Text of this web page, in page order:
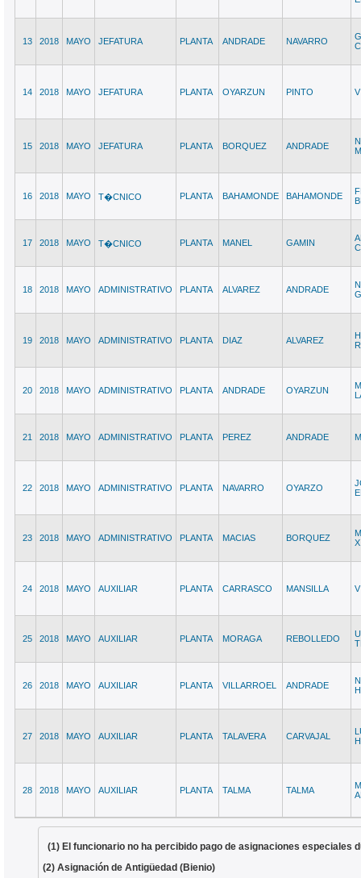
13 2018 MAYO JEFATURA PLANTA ANDRADE NAVARRO
14 2018 MAYO JEFATURA PLANTA OYARZUN PINTO
15 2018 MAYO JEFATURA PLANTA BORQUEZ ANDRADE
16 2018 MAYO T�CNICO PLANTA BAHAMONDE BAHAMONDE
17 2018 MAYO T�CNICO PLANTA MANEL GAMIN
18 2018 MAYO ADMINISTRATIVO PLANTA ALVAREZ ANDRADE
19 2018 MAYO ADMINISTRATIVO PLANTA DIAZ ALVAREZ
20 2018 MAYO ADMINISTRATIVO PLANTA ANDRADE OYARZUN
21 2018 MAYO ADMINISTRATIVO PLANTA PEREZ ANDRADE
22 2018 MAYO ADMINISTRATIVO PLANTA NAVARRO OYARZO
23 2018 MAYO ADMINISTRATIVO PLANTA MACIAS BORQUEZ
24 2018 MAYO AUXILIAR PLANTA CARRASCO MANSILLA
25 2018 MAYO AUXILIAR PLANTA MORAGA REBOLLEDO
26 2018 MAYO AUXILIAR PLANTA VILLARROEL ANDRADE
27 2018 MAYO AUXILIAR PLANTA TALAVERA CARVAJAL
28 2018 MAYO AUXILIAR PLANTA TALMA TALMA
(1) El funcionario no ha percibido pago de asignaciones especiales
(2) Asignación de Antigüedad (Bienio)